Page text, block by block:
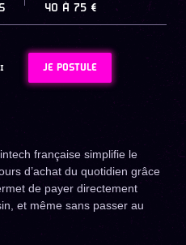
40 À 75 €
JE POSTULE
française simplifie le
d’achat du quotidien grâce
de payer directement
et même sans passer au